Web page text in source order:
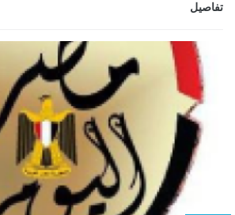
تفاصيل